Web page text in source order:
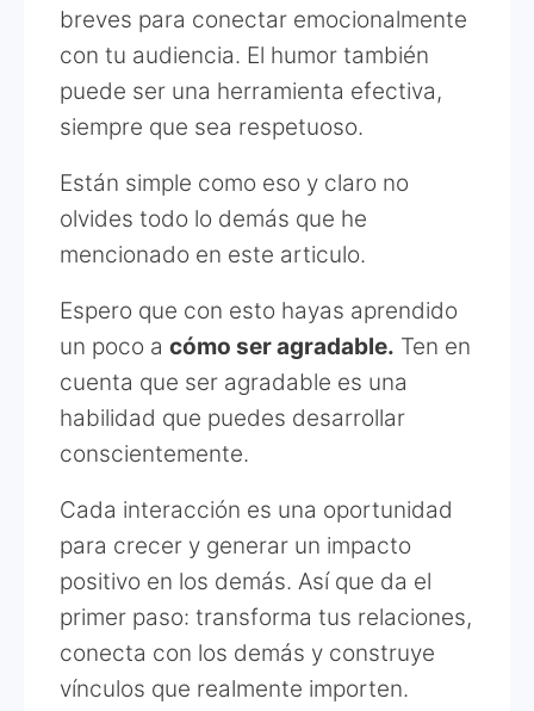
breves para conectar emocionalmente
con tu audiencia. El humor también
puede ser una herramienta efectiva,
siempre que sea respetuoso.
Están simple como eso y claro no
olvides todo lo demás que he
mencionado en este articulo.
Espero que con esto hayas aprendido
un poco a cómo ser agradable. Ten en
cuenta que ser agradable es una
habilidad que puedes desarrollar
conscientemente.
Cada interacción es una oportunidad
para crecer y generar un impacto
positivo en los demás. Así que da el
primer paso: transforma tus relaciones,
conecta con los demás y construye
vínculos que realmente importen.